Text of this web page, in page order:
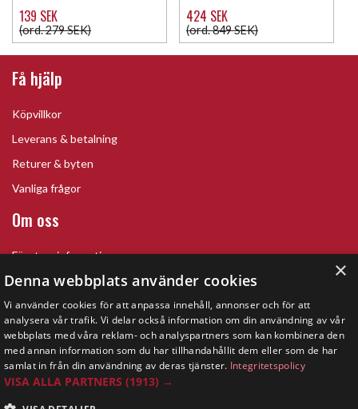
139 SEK
(ord. 279 SEK)
424 SEK
(ord. 849 SEK)
Få hjälp
Köpvillkor
Leverans & betalning
Returer & byten
Vanliga frågor
Om oss
Företagsinformation
×
Denna webbplats använder cookies
Vi använder cookies för att anpassa innehåll, annonser och för att
analysera vår trafik. Vi delar också information om din användning av vår
webbplats med våra reklam- och analyspartners som kan kombinera den
med annan information som du har tillhandahållit dem eller som de har
samlat in från din användning av deras tjänster. Integritetspolicy
VISA ALLA PARTNERS (1913) →